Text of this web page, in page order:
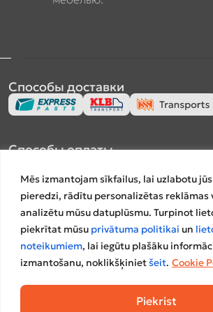
Mēs izmantojam sīkfailus, lai uzlabotu
pieredzi, rādītu personalizētas reklāmas
analizētu mūsu datuplūsmu. Turpinot
piekrītat mūsu privātuma politikai un
noteikumiem, lai iegūtu plašāku
izmantošanu, noklikšķinietšeit. Cookie
Piekrist
Способы доставки
Способы оплаты
Платформы сравнения